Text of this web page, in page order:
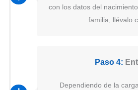
con los datos del
familia, llévalo
Paso 4:
Dependiendo de la